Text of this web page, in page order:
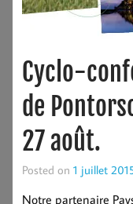
Cyclo-
de
27 août.
Posted on 1 juillet
Notre partenaire